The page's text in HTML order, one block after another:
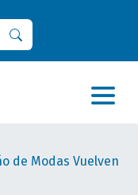
de Modas Vuelven